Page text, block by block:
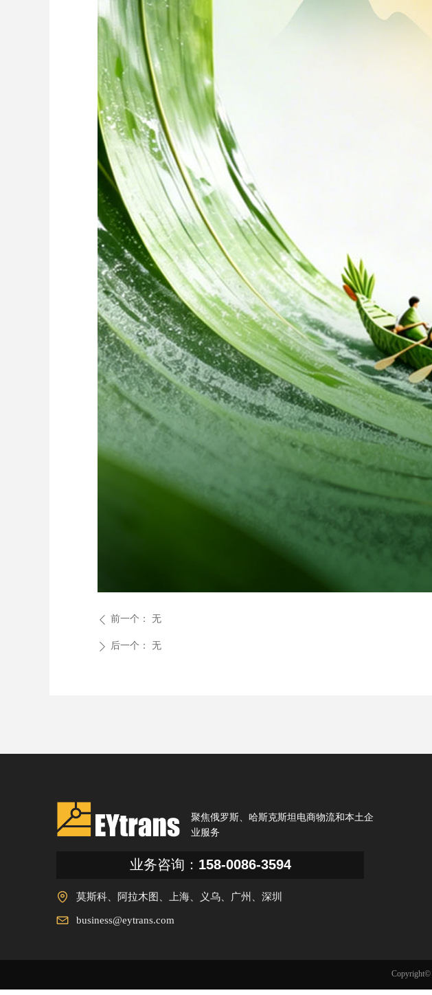
ꄴ 前一个： 无
ꄲ 后一个： 无
聚焦俄罗斯、哈斯克斯坦电商物流和本土企
业服务
业务咨询： 158-0086-3594
莫斯科、阿拉木图、上海、义乌、广州、深圳
business@eytrans.com
Copyright©